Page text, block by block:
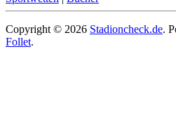
Copyright © 2026 Stadioncheck.de.
Follet.